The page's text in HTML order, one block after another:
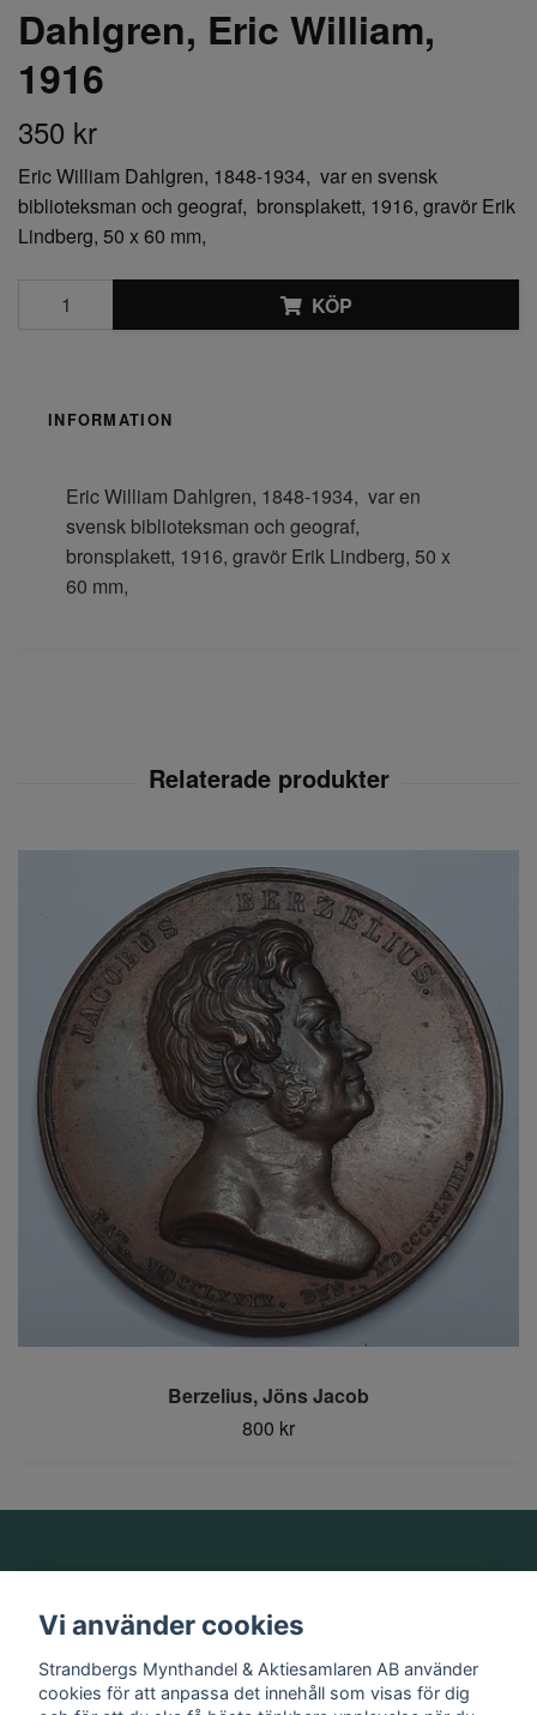
Dahlgren, Eric William,
1916
350 kr
Eric William Dahlgren, 1848-1934, var en svensk
biblioteksman och geograf, bronsplakett, 1916, gravör Erik
Lindberg, 50 x 60 mm,
KÖP
INFORMATION
Eric William Dahlgren, 1848-1934, var en
svensk biblioteksman och geograf,
bronsplakett, 1916, gravör Erik Lindberg, 50 x
60 mm,
Berzelius, Jöns Jacob
800 kr
Information
Vi använder cookies
Strandbergs Mynthandel & Aktiesamlaren AB använder
cookies för att anpassa det innehåll som visas för dig